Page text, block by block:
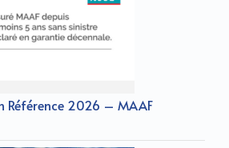
Référence 2026 – MAAF